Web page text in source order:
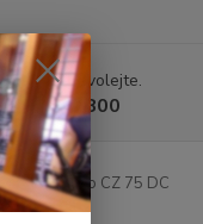
rady? Zavolejte.
375 800
střenky pro CZ 75 DC